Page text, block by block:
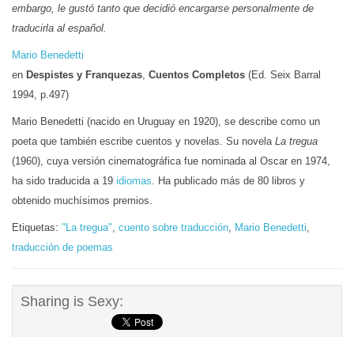
embargo, le gustó tanto que decidió encargarse personalmente de
traducirla al español.
Mario Benedetti
en Despistes y Franquezas, Cuentos Completos (Ed. Seix Barral
1994, p.497)
Mario Benedetti (nacido en Uruguay en 1920), se describe como un
poeta que también escribe cuentos y novelas. Su novela La tregua
(1960), cuya versión cinematográfica fue nominada al Oscar en 1974,
ha sido traducida a 19 idiomas. Ha publicado más de 80 libros y
obtenido muchísimos premios.
Etiquetas: "La tregua", cuento sobre traducción, Mario Benedetti,
traducción de poemas
Sharing is Sexy: